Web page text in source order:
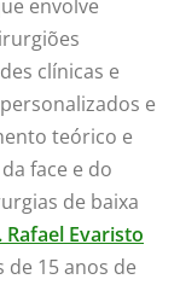
envolve
clínicas e
e
teórico e
face e do
de baixa
Rafael Evaristo
de 15 anos de